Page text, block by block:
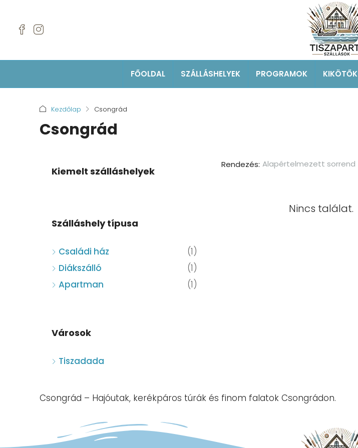
FŐOLDAL SZÁLLÁSHELYEK PROGRAMOK KIKÖTŐK
Kezdőlap Csongrád
Csongrád
Rendezés: Alapértelmezett sorrend
Nincs találat.
Kiemelt szálláshelyek
Szálláshely típusa
Családi ház
(1)
Diákszálló
(1)
Apartman
(1)
Városok
Tiszadada
Csongrád – Hajóutak, kerékpáros túrák és finom falatok Csongrádon.